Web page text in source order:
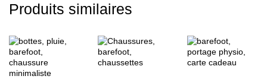
Produits similaires